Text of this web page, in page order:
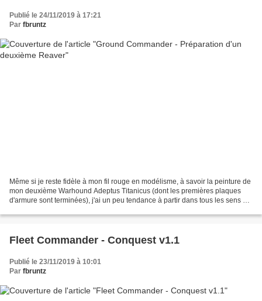
Publié le 24/11/2019 à 17:21
Par fbruntz
Même si je reste fidèle à mon fil rouge en modélisme, à savoir la peinture de
mon deuxième Warhound Adeptus Titanicus (dont les premières plaques
d'armure sont terminées), j'ai un peu tendance à partir dans tous les sens à
Fleet Commander - Conquest v1.1
Publié le 23/11/2019 à 10:01
Par fbruntz